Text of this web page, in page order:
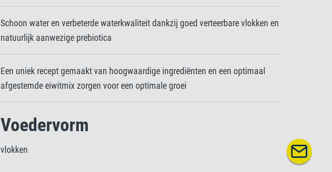
Schoon water en verbeterde waterkwaliteit dankzij goed verteerbare vlokken en
natuurlijk aanwezige prebiotica
Een uniek recept gemaakt van hoogwaardige ingrediënten en een optimaal
afgestemde eiwitmix zorgen voor een optimale groei
Voedervorm
vlokken